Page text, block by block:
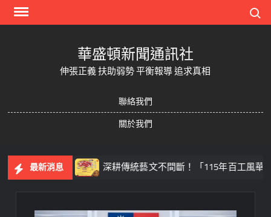
Skip
華盛頓新聞通訊社
伸張正義 扶助弱勢 平衡報導 追求真相
聯絡我們
關於我們
最新消息
機足球 深耕傳統藝文不間斷！「115年百工風華 諸羅